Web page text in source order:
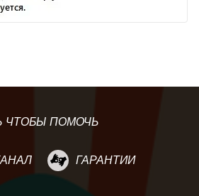
ЧТОБЫ ПОМОЧЬ
ГАРАНТИИ